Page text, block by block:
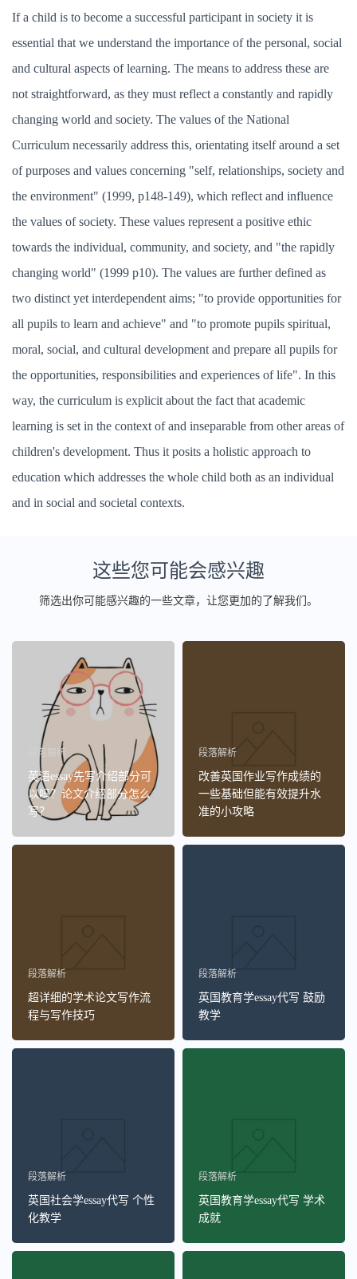
If a child is to become a successful participant in society it is
essential that we understand the importance of the personal, social
and cultural aspects of learning. The means to address these are
not straightforward, as they must reflect a constantly and rapidly
changing world and society. The values of the National
Curriculum necessarily address this, orientating itself around a set
of purposes and values concerning "self, relationships, society and
the environment" (1999, p148-149), which reflect and influence
the values of society. These values represent a positive ethic
towards the individual, community, and society, and "the rapidly
changing world" (1999 p10). The values are further defined as
two distinct yet interdependent aims; "to provide opportunities for
all pupils to learn and achieve" and "to promote pupils spiritual,
moral, social, and cultural development and prepare all pupils for
the opportunities, responsibilities and experiences of life". In this
way, the curriculum is explicit about the fact that academic
learning is set in the context of and inseparable from other areas of
children's development. Thus it posits a holistic approach to
education which addresses the whole child both as an individual
and in social and societal contexts.
这些您可能会感兴趣
筛选出你可能感兴趣的一些文章，让您更加的了解我们。
段落解析
英语essay先写介绍部分可
以吗？论文介绍部分怎么
写？
段落解析
改善英国作业写作成绩的
一些基础但能有效提升水
准的小攻略
段落解析
超详细的学术论文写作流
程与写作技巧
段落解析
英国教育学essay代写 鼓励
教学
段落解析
英国社会学essay代写 个性
化教学
段落解析
英国教育学essay代写 学术
成就